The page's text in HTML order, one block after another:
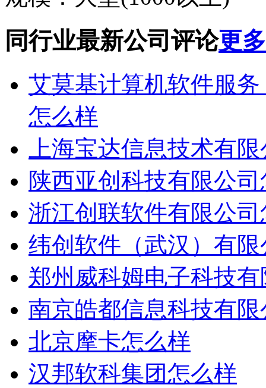
同行业最新公司评论更
艾莫基计算机软件服
怎么样
上海宝达信息技术有
陕西亚创科技有限公
浙江创联软件有限公
纬创软件（武汉）有
郑州威科姆电子科技
南京皓都信息科技有
北京摩卡怎么样
汉邦软科集团怎么样